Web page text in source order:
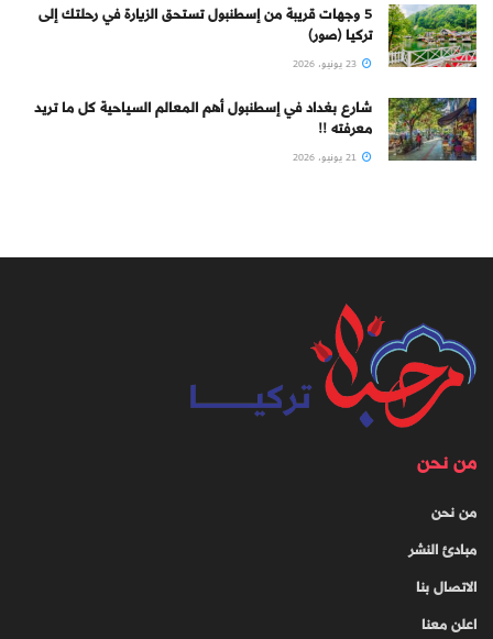
5 وجهات قريبة من إسطنبول تستحق الزيارة في رحلتك إلى
تركيا (صور)
شارع بغداد في إسطنبول أهم المعالم السياحية كل ما تريد
معرفته !!
من نحن
من نحن
مبادئ النشر
الاتصال بنا
اعلن معنا